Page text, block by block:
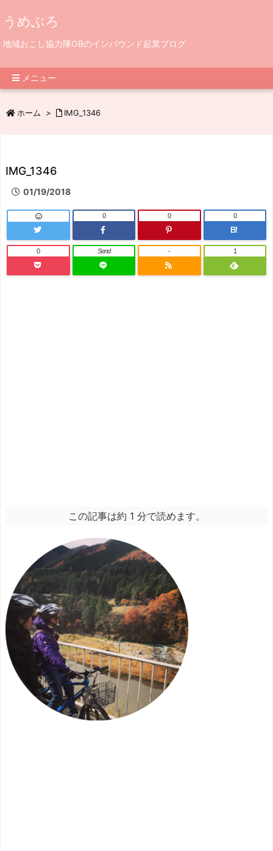
うめぶろ
地域おこし協力隊OBのインバウンド起業ブログ
メニュー
ホーム > IMG_1346
IMG_1346
01/19/2018
0 0
B!
0
0 Send - 1
この記事は約 1 分で読めます。